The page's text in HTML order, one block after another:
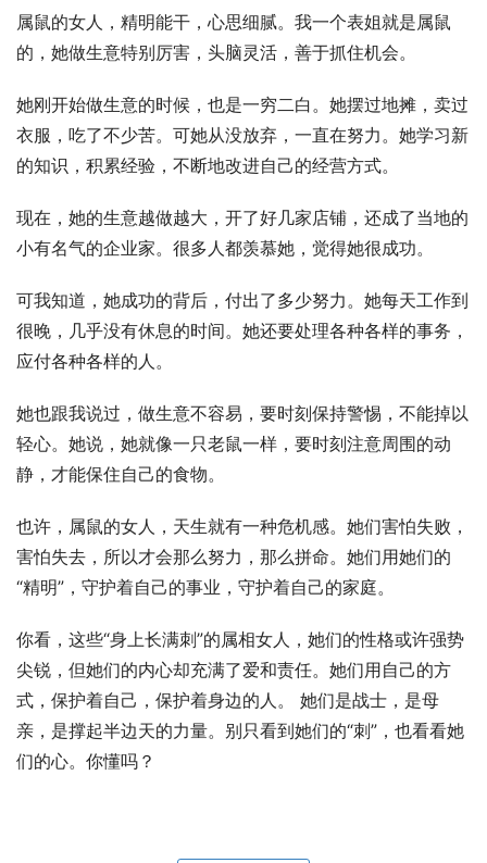
属鼠的女人，精明能干，心思细腻。我一个表姐就是属鼠
的，她做生意特别厉害，头脑灵活，善于抓住机会。
她刚开始做生意的时候，也是一穷二白。她摆过地摊，卖过
衣服，吃了不少苦。可她从没放弃，一直在努力。她学习新
的知识，积累经验，不断地改进自己的经营方式。
现在，她的生意越做越大，开了好几家店铺，还成了当地的
小有名气的企业家。很多人都羡慕她，觉得她很成功。
可我知道，她成功的背后，付出了多少努力。她每天工作到
很晚，几乎没有休息的时间。她还要处理各种各样的事务，
应付各种各样的人。
她也跟我说过，做生意不容易，要时刻保持警惕，不能掉以
轻心。她说，她就像一只老鼠一样，要时刻注意周围的动
静，才能保住自己的食物。
也许，属鼠的女人，天生就有一种危机感。她们害怕失败，
害怕失去，所以才会那么努力，那么拼命。她们用她们的
“精明”，守护着自己的事业，守护着自己的家庭。
你看，这些“身上长满刺”的属相女人，她们的性格或许强势
尖锐，但她们的内心却充满了爱和责任。她们用自己的方
式，保护着自己，保护着身边的人。 她们是战士，是母
亲，是撑起半边天的力量。别只看到她们的“刺”，也看看她
们的心。你懂吗？